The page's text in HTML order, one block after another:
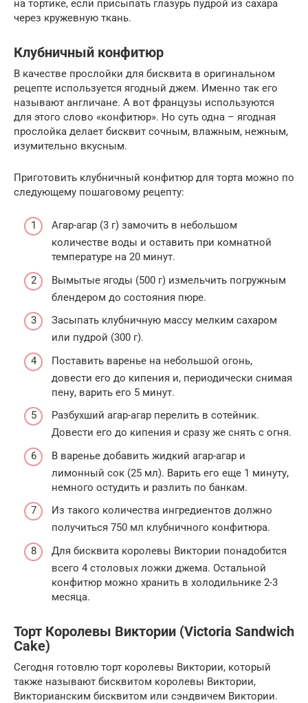
на тортике, если присыпать глазурь пудрой из сахара
через кружевную ткань.
Клубничный конфитюр
В качестве прослойки для бисквита в оригинальном
рецепте используется ягодный джем. Именно так его
называют англичане. А вот французы используются
для этого слово «конфитюр». Но суть одна – ягодная
прослойка делает бисквит сочным, влажным, нежным,
изумительно вкусным.
Приготовить клубничный конфитюр для торта можно по
следующему пошаговому рецепту:
Агар-агар (3 г) замочить в небольшом
количестве воды и оставить при комнатной
температуре на 20 минут.
Вымытые ягоды (500 г) измельчить погружным
блендером до состояния пюре.
Засыпать клубничную массу мелким сахаром
или пудрой (300 г).
Поставить варенье на небольшой огонь,
довести его до кипения и, периодически снимая
пену, варить его 5 минут.
Разбухший агар-агар перелить в сотейник.
Довести его до кипения и сразу же снять с огня.
В варенье добавить жидкий агар-агар и
лимонный сок (25 мл). Варить его еще 1 минуту,
немного остудить и разлить по банкам.
Из такого количества ингредиентов должно
получиться 750 мл клубничного конфитюра.
Для бисквита королевы Виктории понадобится
всего 4 столовых ложки джема. Остальной
конфитюр можно хранить в холодильнике 2-3
месяца.
Торт Королевы Виктории (Victoria Sandwich
Cake)
Сегодня готовлю торт королевы Виктории, который
также называют бисквитом королевы Виктории,
Викторианским бисквитом или сэндвичем Виктории.